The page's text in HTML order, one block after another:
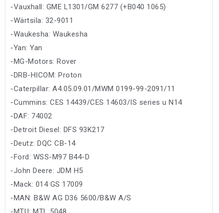
-Vauxhall: GME L1301/GM 6277 (+B040 1065)
-Wärtsila: 32-9011
-Waukesha: Waukesha
-Yan: Yan
-MG-Motors: Rover
-DRB-HICOM: Proton
-Caterpillar: A4.05.09.01/MWM 0199-99-2091/11
-Cummins: CES 14439/CES 14603/IS series u N14
-DAF: 74002
-Detroit Diesel: DFS 93K217
-Deutz: DQC CB-14
-Ford: WSS-M97 B44-D
-John Deere: JDM H5
-Mack: 014 GS 17009
-MAN: B&W AG D36 5600/B&W A/S